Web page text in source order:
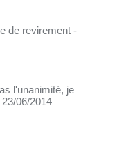
de revirement -
l'unanimité, je
23/06/2014